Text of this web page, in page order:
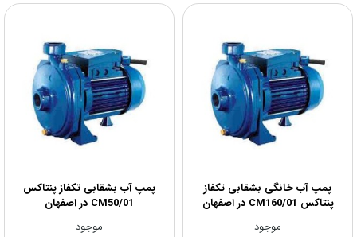
پمپ آب خانگی بشقابی تکفاز
پنتاکس CM160/01 در اصفهان
موجود
پمپ آب بشقابی تکفاز پنتاکس
CM50/01 در اصفهان
موجود